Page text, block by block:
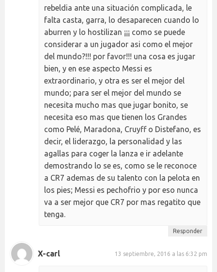
rebeldia ante una situación complicada, le
falta casta, garra, lo desaparecen cuando lo
aburren y lo hostilizan ¡¡¡ como se puede
considerar a un jugador asi como el mejor
del mundo?!!! por favor!!! una cosa es jugar
bien, y en ese aspecto Messi es
extraordinario, y otra es ser el mejor del
mundo; para ser el mejor del mundo se
necesita mucho mas que jugar bonito, se
necesita eso mas que tienen los Grandes
como Pelé, Maradona, Cruyff o Distefano, es
decir, el liderazgo, la personalidad y las
agallas para coger la lanza e ir adelante
demostrando lo se es, como se le reconoce
a CR7 ademas de su talento con la pelota en
los pies; Messi es pechofrio y por eso nunca
va a ser mejor que CR7 por mas regatito que
tenga.
Responder
X-carl 13 septiembre, 2016 a las 6:32 pm